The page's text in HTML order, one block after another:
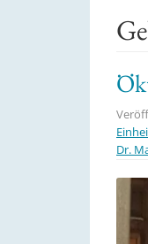
Dr.